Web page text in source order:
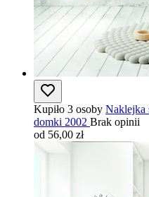
Kupiło 3 osoby Naklejka
domki 2002 Brak opinii
od 56,00 zł